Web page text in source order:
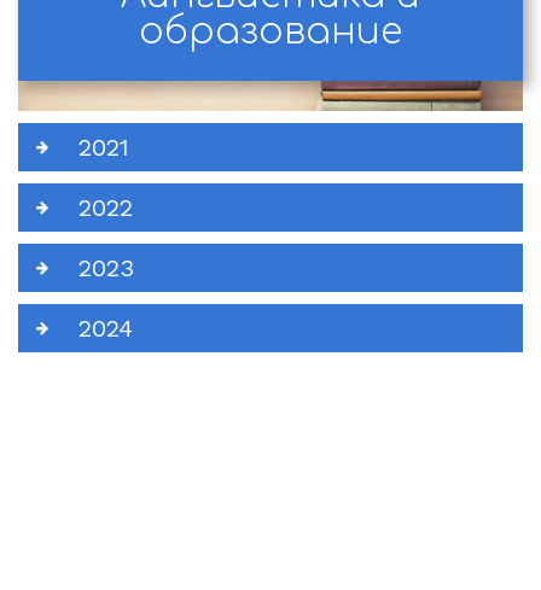
образование
2021
2022
2023
2024